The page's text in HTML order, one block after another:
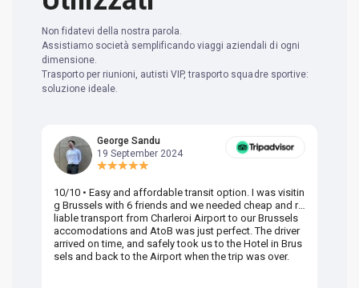
Non fidatevi della nostra parola.
Assistiamo società semplificando viaggi aziendali di ogni
dimensione.
Trasporto per riunioni, autisti VIP, trasporto squadre sportive:
soluzione ideale.
George Sandu
19 September 2024
10/10 • Easy and affordable transit option. I was visitin
g Brussels with 6 friends and we needed cheap and re
liable transport from Charleroi Airport to our Brussels
accomodations and AtoB was just perfect. The driver
arrived on time, and safely took us to the Hotel in Brus
sels and back to the Airport when the trip was over.